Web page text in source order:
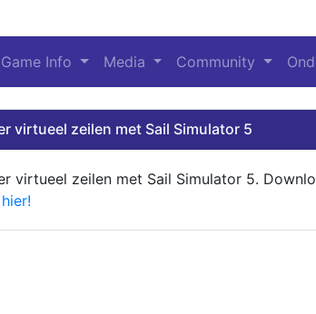
Game Info Media Community
virtueel zeilen met Sail Simulator 5
virtueel zeilen met Sail Simulator 5.
hier!